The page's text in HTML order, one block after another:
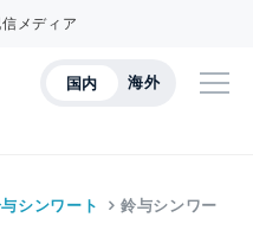
メディア
国内 海外
シンワート 鈴与シンワー